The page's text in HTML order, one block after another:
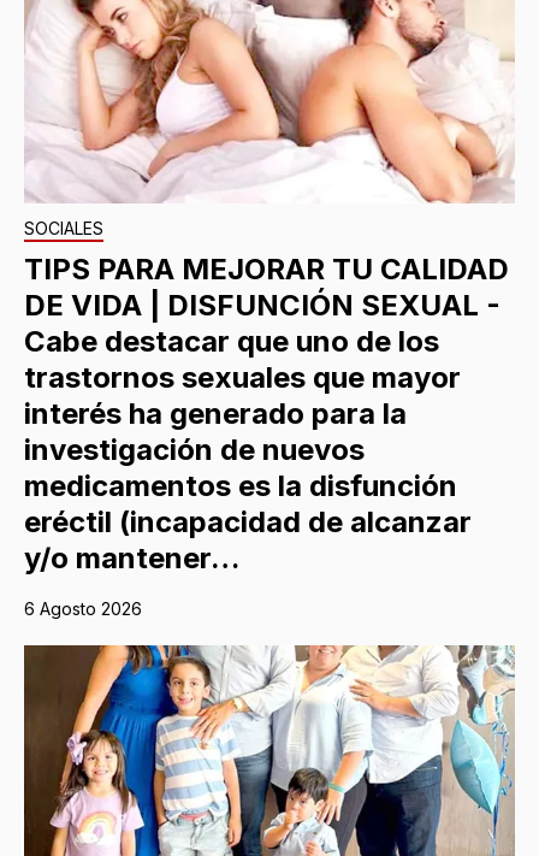
SOCIALES
TIPS PARA MEJORAR TU CALIDAD
DE VIDA | DISFUNCIÓN SEXUAL -
Cabe destacar que uno de los
trastornos sexuales que mayor
interés ha generado para la
investigación de nuevos
medicamentos es la disfunción
eréctil (incapacidad de alcanzar
y/o mantener…
6 Agosto 2026